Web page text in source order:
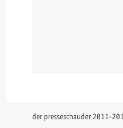
der presseschauder 2011-